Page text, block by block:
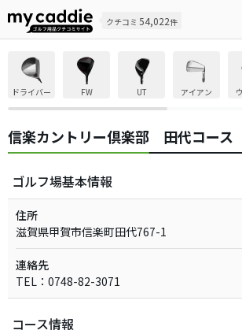
クチコミ 54,022件
ドライバー FW UT アイアン
信楽カントリー倶楽部 田代コース
ゴルフ場基本情報
住所
滋賀県甲賀市信楽町田代767-1
連絡先
TEL：0748-82-3071
コース情報